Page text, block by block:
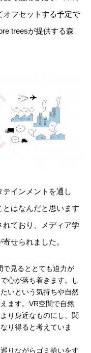
オフセットする予定で
treesが提供する森
インメントを通し
はなんだと思います
ており、メディア学
せられました。
で見るととても迫力が
心が落ち着きます。し
いという気持ちや自然
ます。VR空間で自然
り身近なものにし、関
り得ると考えていま
りながらゴミ拾いをす